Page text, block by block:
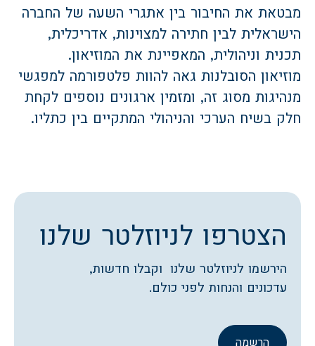
מבטאת את החיבור בין אתגרי השעה של החברה
הישראלית לבין חתירה למצוינות, אדריכלית,
תכנית וניהולית, המאפיינת את המוזיאון.
מוזיאון הסובלנות גאה להוות פלטפורמה למפגשי
מנהיגות מסוג זה, ומזמין ארגונים נוספים לקחת
חלק בשיח הערכי והניהולי המתקיים בין כתליו.
הצטרפו לניוזלטר שלנו
הירשמו לניוזלטר שלנו וקבלו חדשות,
עדכונים והנחות לפני כולם.
הרשמה